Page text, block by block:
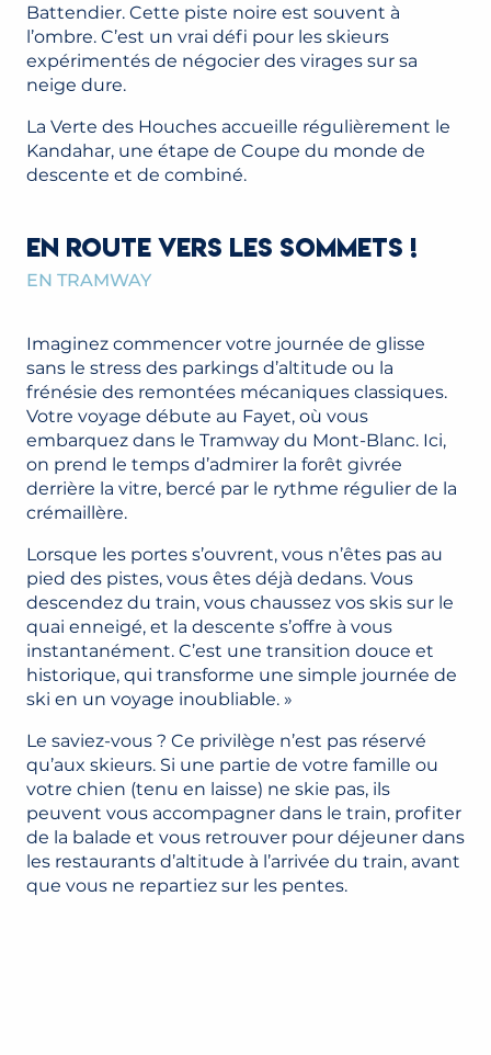
Battendier. Cette piste noire est souvent à
l’ombre. C’est un vrai défi pour les skieurs
expérimentés de négocier des virages sur sa
neige dure.
La Verte des Houches accueille régulièrement le
Kandahar, une étape de Coupe du monde de
descente et de combiné.
EN ROUTE VERS LES SOMMETS !
EN TRAMWAY
Imaginez commencer votre journée de glisse
sans le stress des parkings d’altitude ou la
frénésie des remontées mécaniques classiques.
Votre voyage débute au Fayet, où vous
embarquez dans le Tramway du Mont-Blanc. Ici,
on prend le temps d’admirer la forêt givrée
derrière la vitre, bercé par le rythme régulier de la
crémaillère.
Lorsque les portes s’ouvrent, vous n’êtes pas au
pied des pistes, vous êtes déjà dedans. Vous
descendez du train, vous chaussez vos skis sur le
quai enneigé, et la descente s’offre à vous
instantanément. C’est une transition douce et
historique, qui transforme une simple journée de
ski en un voyage inoubliable. »
Le saviez-vous ? Ce privilège n’est pas réservé
qu’aux skieurs. Si une partie de votre famille ou
votre chien (tenu en laisse) ne skie pas, ils
peuvent vous accompagner dans le train, profiter
de la balade et vous retrouver pour déjeuner dans
les restaurants d’altitude à l’arrivée du train, avant
que vous ne repartiez sur les pentes.